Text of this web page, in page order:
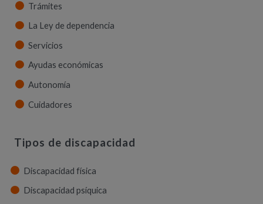
Trámites
La Ley de dependencia
Servicios
Ayudas económicas
Autonomía
Cuidadores
Tipos de discapacidad
Discapacidad física
Discapacidad psíquica